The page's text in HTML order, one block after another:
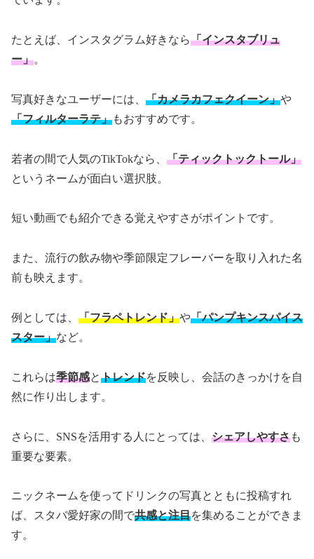
たとえば、インスタグラム好きなら「インスタブリュ
ー」。
写真好きなユーザーには、 「カメラカフェクイーン」や
「フィルターラテ」もおすすめです。
若者の間で人気のTikTokなら、 「ティックトックトール」
というネームが面白い選択肢。
短い動画でも紹介できる覚えやすさがポイントです。
また、流行の飲み物や季節限定フレーバーを取り入れた名
前も映えます。
例としては、 「フラペトレンド」や「パンプキンスパイス
スター」など。
これらは季節感とトレンドを反映し、会話のきっかけを自
然に作り出します。
さらに、SNSを活用する人にとっては、 シェアしやすさも
重要な要素。
ニックネームを使ってドリンクの写真とともに投稿すれ
ば、スタバ愛好家の間で共感と注目を集めることができま
す。